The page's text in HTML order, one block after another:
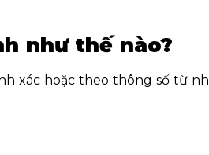
như thế nào?
xác hoặc theo thông số từ